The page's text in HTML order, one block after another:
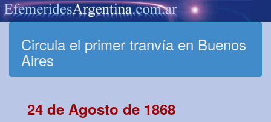
Circula el primer tranvía en Buenos
Aires
24 de Agosto de 1868